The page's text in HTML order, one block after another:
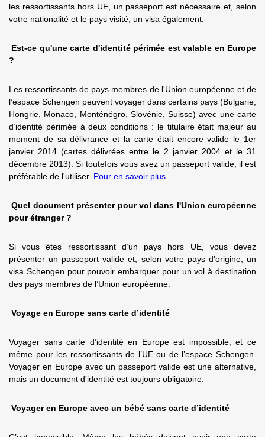
les ressortissants hors UE, un passeport est nécessaire et, selon
votre nationalité et le pays visité, un visa également.
Est-ce qu'une carte d'identité périmée est valable en Europe
?
Les ressortissants de pays membres de l'Union européenne et de
l’espace Schengen peuvent voyager dans certains pays (Bulgarie,
Hongrie, Monaco, Monténégro, Slovénie, Suisse) avec une carte
d’identité périmée à deux conditions : le titulaire était majeur au
moment de sa délivrance et la carte était encore valide le 1er
janvier 2014 (cartes délivrées entre le 2 janvier 2004 et le 31
décembre 2013). Si toutefois vous avez un passeport valide, il est
préférable de l'utiliser. Pour en savoir plus.
Quel document présenter pour vol dans l'Union européenne
pour étranger ?
Si vous êtes ressortissant d’un pays hors UE, vous devez
présenter un passeport valide et, selon votre pays d'origine, un
visa Schengen pour pouvoir embarquer pour un vol à destination
des pays membres de l’Union européenne.
Voyage en Europe sans carte d’identité
Voyager sans carte d’identité en Europe est impossible, et ce
même pour les ressortissants de l’UE ou de l’espace Schengen.
Voyager en Europe avec un passeport valide est une alternative,
mais un document d'identité est toujours obligatoire.
Voyager en Europe avec un bébé sans carte d’identité